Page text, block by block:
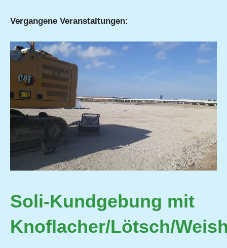
Vergangene Veranstaltungen:
Soli-Kundgebung mit
Knoflacher/Lötsch/